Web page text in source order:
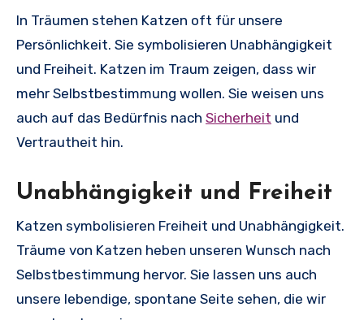
In Träumen stehen Katzen oft für unsere
Persönlichkeit. Sie symbolisieren Unabhängigkeit
und Freiheit. Katzen im Traum zeigen, dass wir
mehr Selbstbestimmung wollen. Sie weisen uns
auch auf das Bedürfnis nach Sicherheit und
Vertrautheit hin.
Unabhängigkeit und Freiheit
Katzen symbolisieren Freiheit und Unabhängigkeit.
Träume von Katzen heben unseren Wunsch nach
Selbstbestimmung hervor. Sie lassen uns auch
unsere lebendige, spontane Seite sehen, die wir